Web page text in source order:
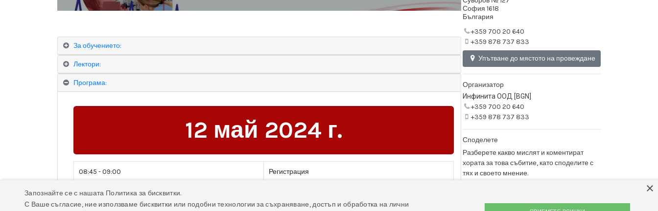
За обучението:
Лектори:
Програма:
12 май 2024 г.
08:45 - 09:00 Регистрация
09:00 - 10:00
София 1618
България
+359 700 20 640
+359 878 737 833
Упътване до мястото на провеждане
Организатор
Инфинита ООД [BGN]
+359 700 20 640
+359 878 737 833
Споделете
Разберете какво мислят и коментират
хората за това събитие, като споделите с
тях и своето мнение.
×
Запознайте се с нашата Политика за бисквитки.
С Ваше съгласие, ние използваме бисквитки или подобни технологии за съхраняване, достъп и обработка на лични